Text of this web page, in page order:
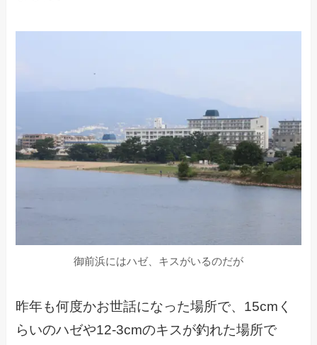
御前浜にはハゼ、キスがいるのだが
昨年も何度かお世話になった場所で、15cmく
らいのハゼや12-3cmのキスが釣れた場所で